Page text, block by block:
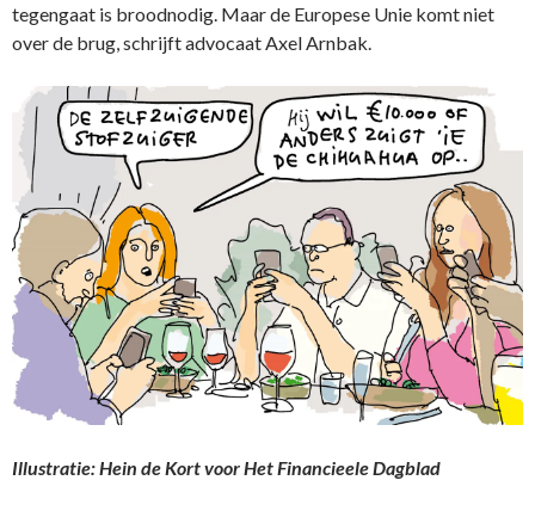
tegengaat is broodnodig. Maar de Europese Unie komt niet
over de brug, schrijft advocaat Axel Arnbak.
Illustratie: Hein de Kort voor Het Financieele Dagblad